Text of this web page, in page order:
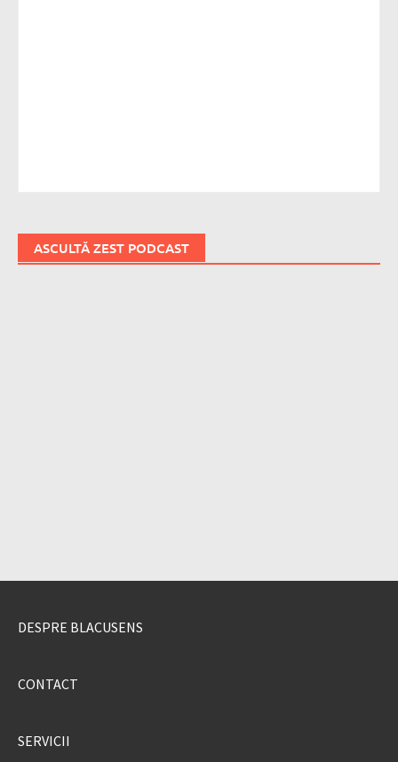
ASCULTĂ ZEST PODCAST
DESPRE BLACUSENS
CONTACT
SERVICII